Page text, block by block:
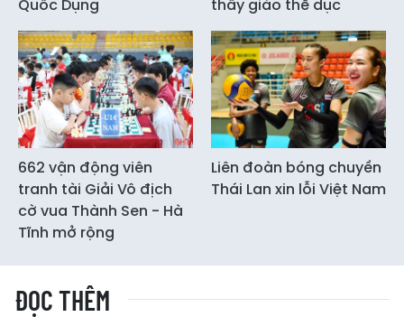
Quốc Dụng
thầy giáo thể dục
662 vận động viên
tranh tài Giải Vô địch
cờ vua Thành Sen - Hà
Tĩnh mở rộng
Liên đoàn bóng chuyền
Thái Lan xin lỗi Việt Nam
ĐỌC THÊM